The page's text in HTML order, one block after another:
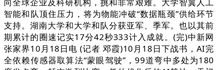
智能和队顶住压力，将为物能冲破“数据瓶颈”供给环节
支持。湖南大学和大学和队分获亚军、季军。也以其前
期累计的圈速记实17分42秒333计入成就。(完)中新网
张家界10月18日电 (记者 邓霞)10月18日下战书，AI完
全依赖传感器取算法“蒙眼驾驶”，99道弯中多处为180